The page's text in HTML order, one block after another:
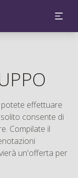
potete effettuare
consente di
Compilate il
un'offerta per